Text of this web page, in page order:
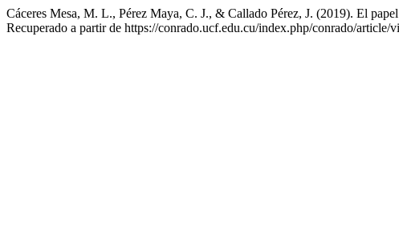
Cáceres Mesa, M. L., Pérez Maya, C. J., & Callado Pérez, J. (2019). El
Recuperado a partir de https://conrado.ucf.edu.cu/index.php/conrado/article/